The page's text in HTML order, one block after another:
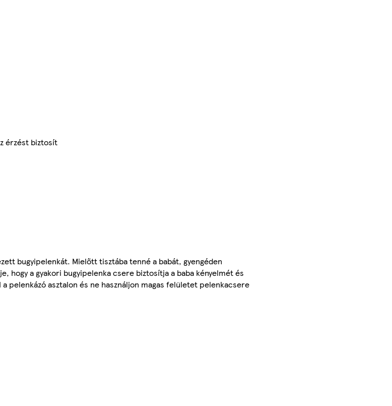
érzést biztosít
bugyipelenkát. Mielőtt tisztába tenné a babát, gyengéden
a gyakori bugyipelenka csere biztosítja a baba kényelmét és
pelenkázó asztalon és ne használjon magas felületet pelenkacsere